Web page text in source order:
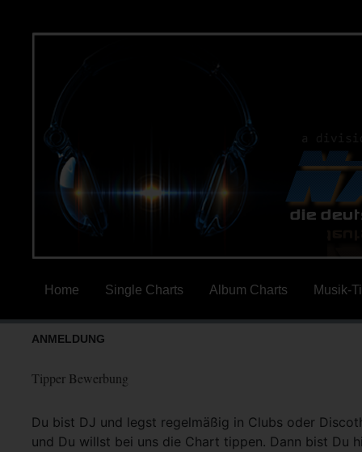
Home Single Charts Album Charts Musik-
ANMELDUNG
Tipper Bewerbung
Du bist DJ und legst regelmäßig in Clubs oder
und Du willst bei uns die Chart tippen. Dann bist Du
Mehr Info